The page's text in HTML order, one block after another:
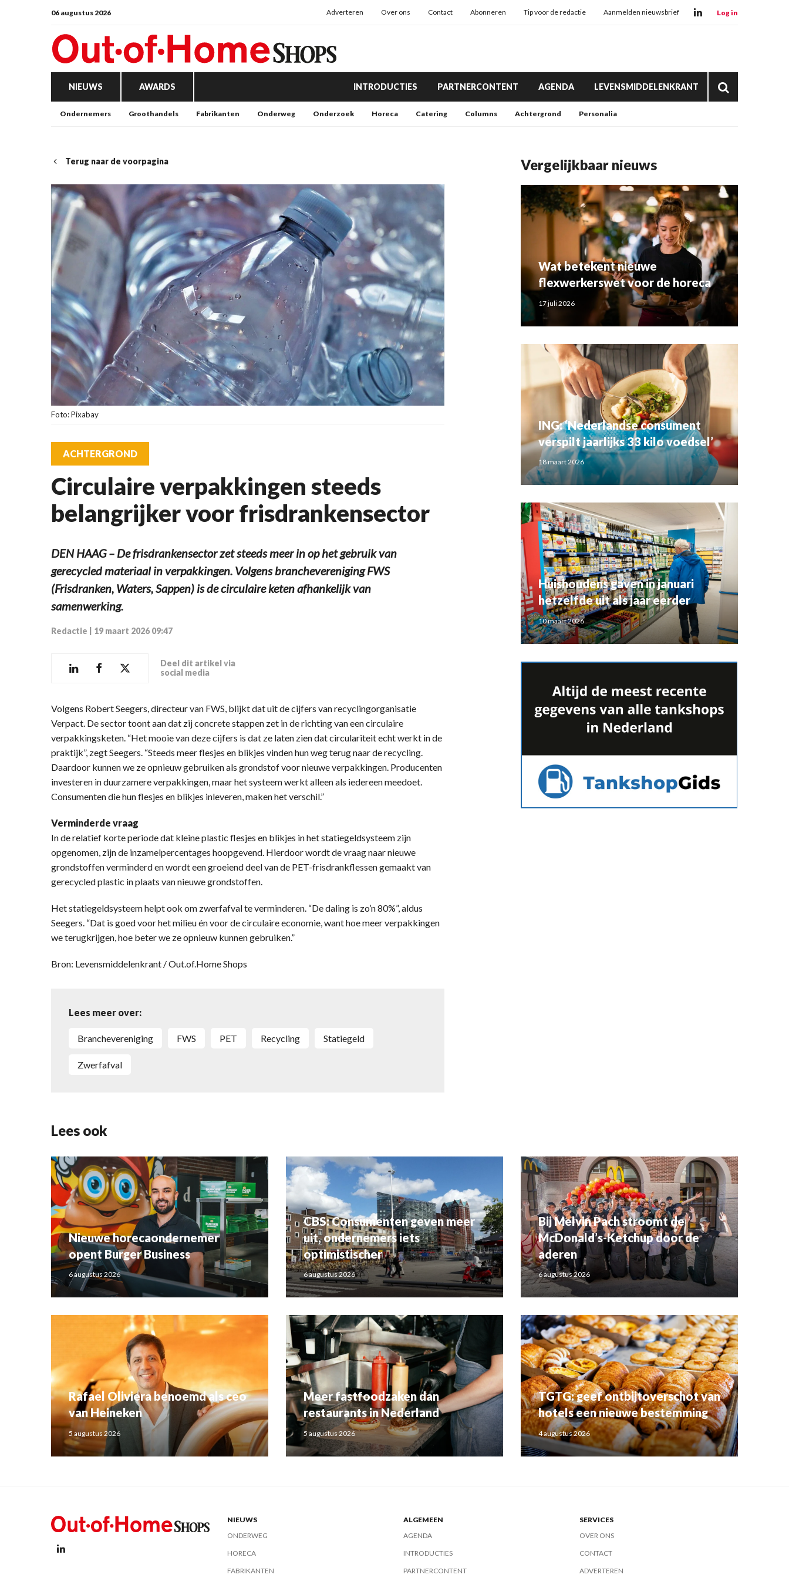
06 augustus 2026 Adverteren Over ons Contact Abonneren Tip voor de redactie Aanmelden nieuwsbrief Log in
NIEUWS AWARDS INTRODUCTIES PARTNERCONTENT AGENDA LEVENSMIDDELENKRANT
Ondernemers Groothandels Fabrikanten Onderweg Onderzoek Horeca Catering Columns Achtergrond Personalia
Terug naar de voorpagina
Foto: Pixabay
ACHTERGROND
Circulaire verpakkingen steeds
belangrijker voor frisdrankensector
DEN HAAG – De frisdrankensector zet steeds meer in op het gebruik van
gerecycled materiaal in verpakkingen. Volgens branchevereniging FWS
(Frisdranken, Waters, Sappen) is de circulaire keten afhankelijk van
samenwerking.
Redactie 19 maart 2026 09:47
Deel dit artikel via
social media
Volgens Robert Seegers, directeur van FWS, blijkt dat uit de cijfers van recyclingorganisatie
Verpact. De sector toont aan dat zij concrete stappen zet in de richting van een circulaire
verpakkingsketen. “Het mooie van deze cijfers is dat ze laten zien dat circulariteit echt werkt in de
praktijk”, zegt Seegers. “Steeds meer flesjes en blikjes vinden hun weg terug naar de recycling.
Daardoor kunnen we ze opnieuw gebruiken als grondstof voor nieuwe verpakkingen. Producenten
investeren in duurzamere verpakkingen, maar het systeem werkt alleen als iedereen meedoet.
Consumenten die hun flesjes en blikjes inleveren, maken het verschil.”
Verminderde vraag
In de relatief korte periode dat kleine plastic flesjes en blikjes in het statiegeldsysteem zijn
opgenomen, zijn de inzamelpercentages hoopgevend. Hierdoor wordt de vraag naar nieuwe
grondstoffen verminderd en wordt een groeiend deel van de PET-frisdrankflessen gemaakt van
gerecycled plastic in plaats van nieuwe grondstoffen.
Het statiegeldsysteem helpt ook om zwerfafval te verminderen. “De daling is zo’n 80%”, aldus
Seegers. “Dat is goed voor het milieu én voor de circulaire economie, want hoe meer verpakkingen
we terugkrijgen, hoe beter we ze opnieuw kunnen gebruiken.”
Bron: Levensmiddelenkrant / Out.of.Home Shops
Lees meer over:
Branchevereniging FWS PET recycling statiegeld
zwerfafval
Vergelijkbaar nieuws
Wat betekent nieuwe
flexwerkerswet voor de horeca
17 juli 2026
ING: ‘Nederlandse consument
verspilt jaarlijks 33 kilo voedsel’
18 maart 2026
Huishoudens gaven in januari
hetzelfde uit als jaar eerder
10 maart 2026
Lees ook
Nieuwe horecaondernemer
opent Burger Business
6 augustus 2026
CBS: Consumenten geven meer
uit, ondernemers iets
optimistischer
6 augustus 2026
Bij Melvin Pach stroomt de
McDonald’s-Ketchup door de
aderen
6 augustus 2026
Rafael Oliviera benoemd als ceo
van Heineken
5 augustus 2026
Meer fastfoodzaken dan
restaurants in Nederland
5 augustus 2026
TGTG: geef ontbijtoverschot van
hotels een nieuwe bestemming
4 augustus 2026
NIEUWS
ONDERWEG
HORECA
FABRIKANTEN
ALGEMEEN
AGENDA
INTRODUCTIES
PARTNERCONTENT
SERVICES
OVER ONS
CONTACT
ADVERTEREN